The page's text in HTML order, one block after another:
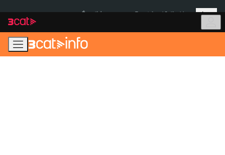
navegació
principal
contingut
Més